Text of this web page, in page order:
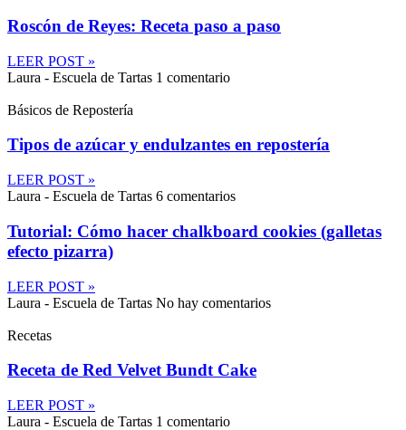
Roscón de Reyes: Receta paso a paso
LEER POST »
Laura - Escuela de Tartas 1 comentario
Básicos de Repostería
Tipos de azúcar y endulzantes en repostería
LEER POST »
Laura - Escuela de Tartas 6 comentarios
Tutorial: Cómo hacer chalkboard cookies (galletas
efecto pizarra)
LEER POST »
Laura - Escuela de Tartas No hay comentarios
Recetas
Receta de Red Velvet Bundt Cake
LEER POST »
Laura - Escuela de Tartas 1 comentario